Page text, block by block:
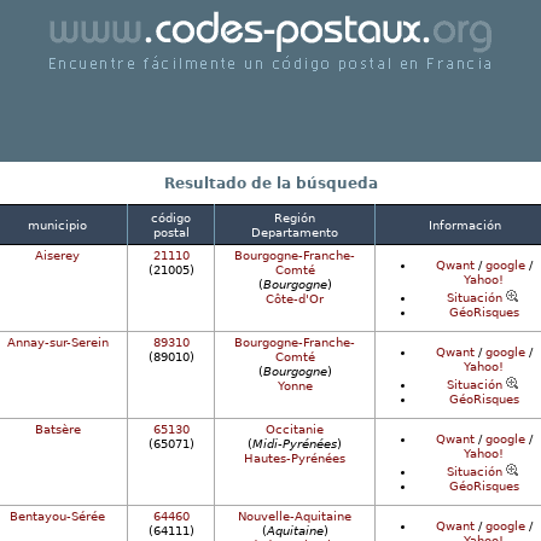
fácilmente un correos código postales
Francia
Resultado de la búsqueda
municipio
código
postal
Región
Departamento
Información
Aiserey
21110
(21005)
Bourgogne-Franche-
Comté
(Bourgogne)
Côte-d'Or
Qwant/google/
Yahoo!
Situación
GéoRisques
Annay-sur-Serein
89310
(89010)
Bourgogne-Franche-
Comté
(Bourgogne)
Yonne
Qwant/google/
Yahoo!
Situación
GéoRisques
Batsère
65130
(65071)
Occitanie
(Midi-Pyrénées)
Hautes-Pyrénées
Qwant/google/
Yahoo!
Situación
GéoRisques
Bentayou-Sérée
64460
(64111)
Nouvelle-Aquitaine
(Aquitaine)
Qwant/google/